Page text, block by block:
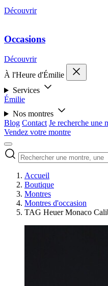
Découvrir
Occasions
Découvrir
À l'Heure d'Émilie
Services
Émilie
Nos montres
Blog Contact Je recherche une
Vendez votre montre
Accueil
Boutique
Montres
Montres d'occasion
TAG Heuer Monaco